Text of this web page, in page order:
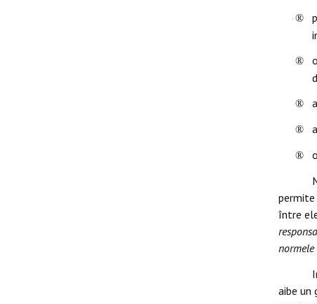
®
®
®
®
®
permite
între
aibe un